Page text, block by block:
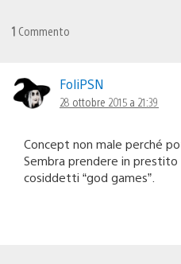
1 Commento
FoliPSN
28 ottobre 2015 a 21:39
Concept non male perché
Sembra prendere in prestito
cosiddetti “god games”.